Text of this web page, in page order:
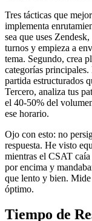
Tres tácticas que
implementa
sea que uses
turnos y empieza a
tema. Segundo, crea
categorías
partida estructurados
Tercero, analiza tus
el 40-50% del
ese horario.
Ojo con esto: no
respuesta. He visto
mientras el CSAT
por encima y
que lento y bien.
óptimo.
Tiempo de